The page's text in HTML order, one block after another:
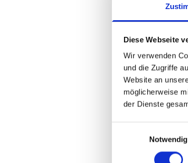
Diese Webseite
Wir verwenden
und die Zugriffe
Website an
möglicherweise
der Dienste
Notwendig